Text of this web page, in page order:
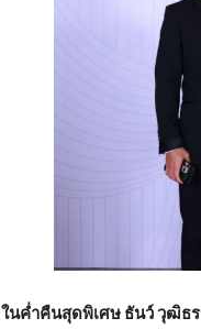
ในค่ำคืนสุดพิเศษ ธันว์ วุฒิธร